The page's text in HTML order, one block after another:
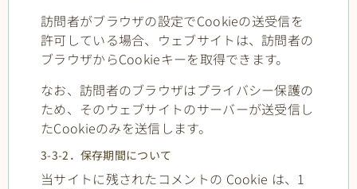
訪問者がブラウザの設定でCookieの送受信を
許可している場合、ウェブサイトは、訪問者の
ブラウザからCookieキーを取得できます。
なお、訪問者のブラウザはプライバシー保護の
ため、そのウェブサイトのサーバーが送受信し
たCookieのみを送信します。
3-3-2．保存期間について
当サイトに残されたコメントの Cookie は、1